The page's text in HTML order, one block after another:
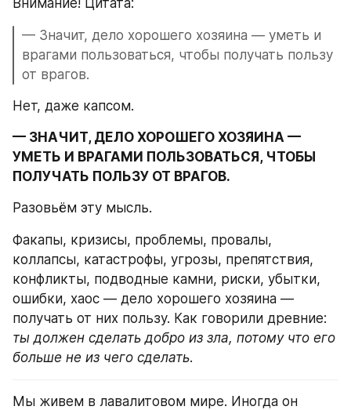
Внимание! Цитата:
— Значит, дело хорошего хозяина — уметь и
врагами пользоваться, чтобы получать пользу
от врагов.
Нет, даже капсом.
— ЗНАЧИТ, ДЕЛО ХОРОШЕГО ХОЗЯИНА —
УМЕТЬ И ВРАГАМИ ПОЛЬЗОВАТЬСЯ, ЧТОБЫ
ПОЛУЧАТЬ ПОЛЬЗУ ОТ ВРАГОВ.
Разовьём эту мысль.
Факапы, кризисы, проблемы, провалы,
коллапсы, катастрофы, угрозы, препятствия,
конфликты, подводные камни, риски, убытки,
ошибки, хаос — дело хорошего хозяина —
ты должен сделать добро из зла, потому что его
больше не из чего сделать.
Мы живем в лавалитовом мире. Иногда он